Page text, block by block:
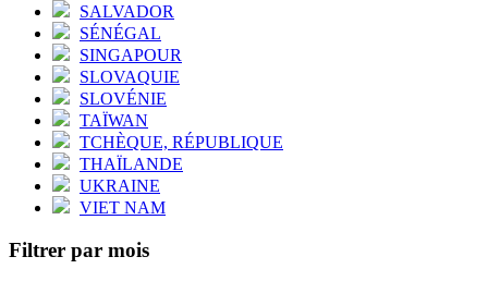
SALVADOR
SÉNÉGAL
SINGAPOUR
SLOVAQUIE
SLOVÉNIE
TAÏWAN
TCHÈQUE, RÉPUBLIQUE
THAÏLANDE
UKRAINE
VIET NAM
Filtrer par mois